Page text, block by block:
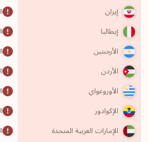
إيران
إيطاليا
الأرجنتين
الأردن
الأوروغواي
الإكوادور
الإمارات العربية المتحدة